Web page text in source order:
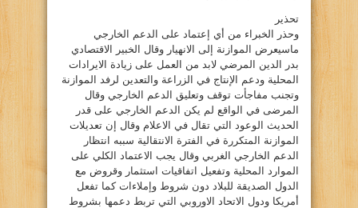
تحذير
وحذر الخبراء من أي إعتماد على الدعم الخارجي
ماسيعرض الموازنة إلى الانهيار وقال الخبير الاقتصادي
بدر الدين المرضي لابد من العمل على زيادة الايرادات
المحلية ودعم الإنتاج في الزراعة والتعدين لرفد الموازنة
وتجنب مفاجأت توقف وتعليق الدعم الخارجي وقال
المرضى في الواقع لم يكن الدعم الخارجي على قدر
الحديث الوعود التي تقال في الاعلام وقال إن تعديلات
الموازنة المتكررة في الفترة الانتقالية سببه انتظار
الدعم الخارجي الغربي وقال يجب الاعتماد الكلي على
الموارد المحلية وتفعيل اتفاقيات استثمار وقروض مع
الدول الصديقة للبلاد دون شروط وإملاءات كما تفعل
أمريكا ودول الاتحاد الاوروبي التي تربط دعمها بشروط